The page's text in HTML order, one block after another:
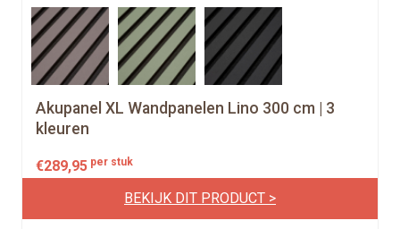
Akupanel XL Wandpanelen Lino 300 cm | 3
kleuren
€289,95 per stuk
BEKIJK DIT PRODUCT >